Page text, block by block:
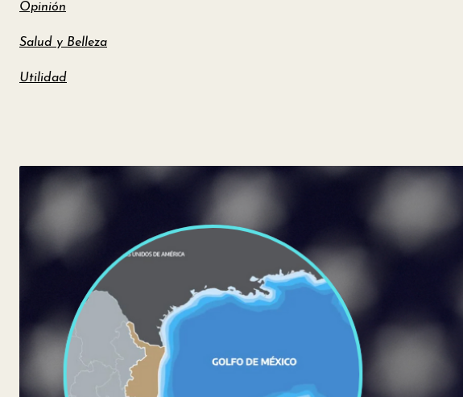
personales
Hogar
Opinión
Salud y Belleza
Utilidad